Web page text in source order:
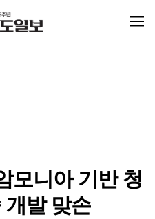
모니아 기반 청
발 맞손